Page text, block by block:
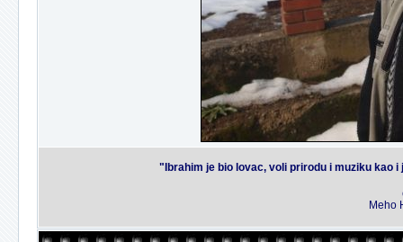
"Ibrahim je bio lovac, voli prirodu i muziku kao
Meho